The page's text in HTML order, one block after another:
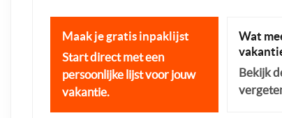
Maak je gratis inpaklijst
Start direct met een
persoonlijke lijst voor jouw
vakantie.
Wat
Bekijk